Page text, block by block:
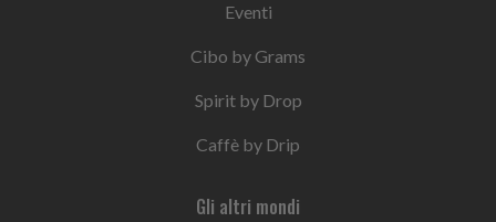
Eventi
Cibo by Grams
Spirit by Drop
Caffè by Drip
Gli altri mondi